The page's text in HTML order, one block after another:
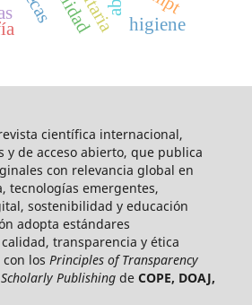
higiene
científica internacional,
y de acceso abierto, que publica
con relevancia global en
tecnologías emergentes,
sostenibilidad y educación
adopta estándares
transparencia y ética
los Principles of Transparency
Publishingde COPE, DOAJ,